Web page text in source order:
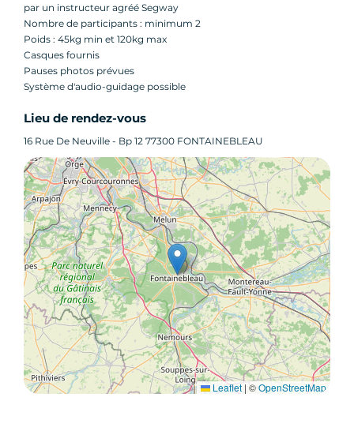
par un instructeur agréé Segway
Nombre de participants : minimum 2
Poids : 45kg min et 120kg max
Casques fournis
Pauses photos prévues
Système d'audio-guidage possible
Lieu de rendez-vous
16 Rue De Neuville - Bp 12 77300 FONTAINEBLEAU
Leaflet | ©OpenStreetMap